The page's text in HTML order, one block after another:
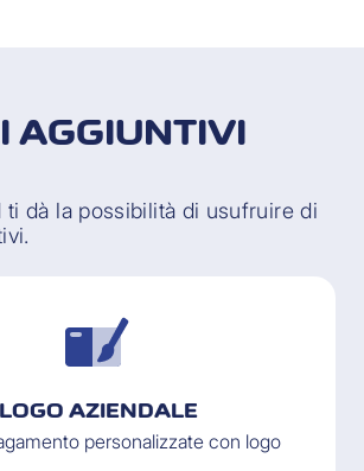
AGGIUNTIVI
ti dà la possibilità di usufruire di
LOGO AZIENDALE
personalizzate con logo